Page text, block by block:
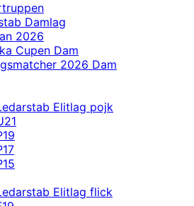
Damlag
2026
Cupen Dam
2026 Dam
Elitlag pojk
Elitlag flick